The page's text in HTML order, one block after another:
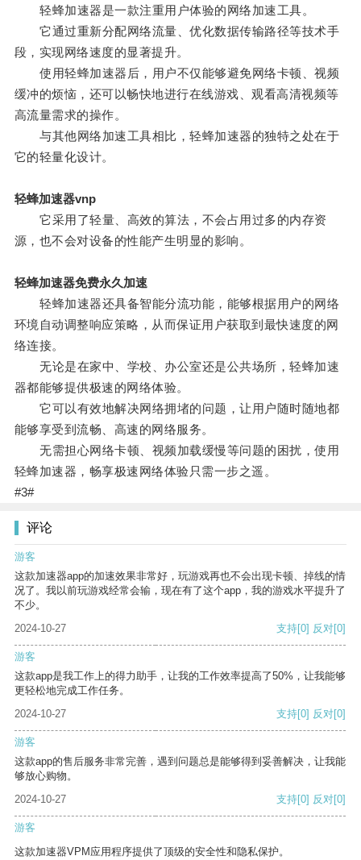
轻蜂加速器是一款注重用户体验的网络加速工具。
它通过重新分配网络流量、优化数据传输路径等技术手
段，实现网络速度的显著提升。
使用轻蜂加速器后，用户不仅能够避免网络卡顿、视频
缓冲的烦恼，还可以畅快地进行在线游戏、观看高清视频等
高流量需求的操作。
与其他网络加速工具相比，轻蜂加速器的独特之处在于
它的轻量化设计。
轻蜂加速器vnp
它采用了轻量、高效的算法，不会占用过多的内存资
源，也不会对设备的性能产生明显的影响。
轻蜂加速器免费永久加速
轻蜂加速器还具备智能分流功能，能够根据用户的网络
环境自动调整响应策略，从而保证用户获取到最快速度的网
络连接。
无论是在家中、学校、办公室还是公共场所，轻蜂加速
器都能够提供极速的网络体验。
它可以有效地解决网络拥堵的问题，让用户随时随地都
能够享受到流畅、高速的网络服务。
无需担心网络卡顿、视频加载缓慢等问题的困扰，使用
轻蜂加速器，畅享极速网络体验只需一步之遥。
#3#
评论
游客
这款加速器app的加速效果非常好，玩游戏再也不会出现卡顿、掉线的情
况了。我以前玩游戏经常会输，现在有了这个app，我的游戏水平提升了
不少。
2024-10-27
支持[0] 反对[0]
游客
这款app是我工作上的得力助手，让我的工作效率提高了50%，让我能够
更轻松地完成工作任务。
2024-10-27
支持[0] 反对[0]
游客
这款app的售后服务非常完善，遇到问题总是能够得到妥善解决，让我能
够放心购物。
2024-10-27
支持[0] 反对[0]
游客
这款加速器VPM应用程序提供了顶级的安全性和隐私保护。